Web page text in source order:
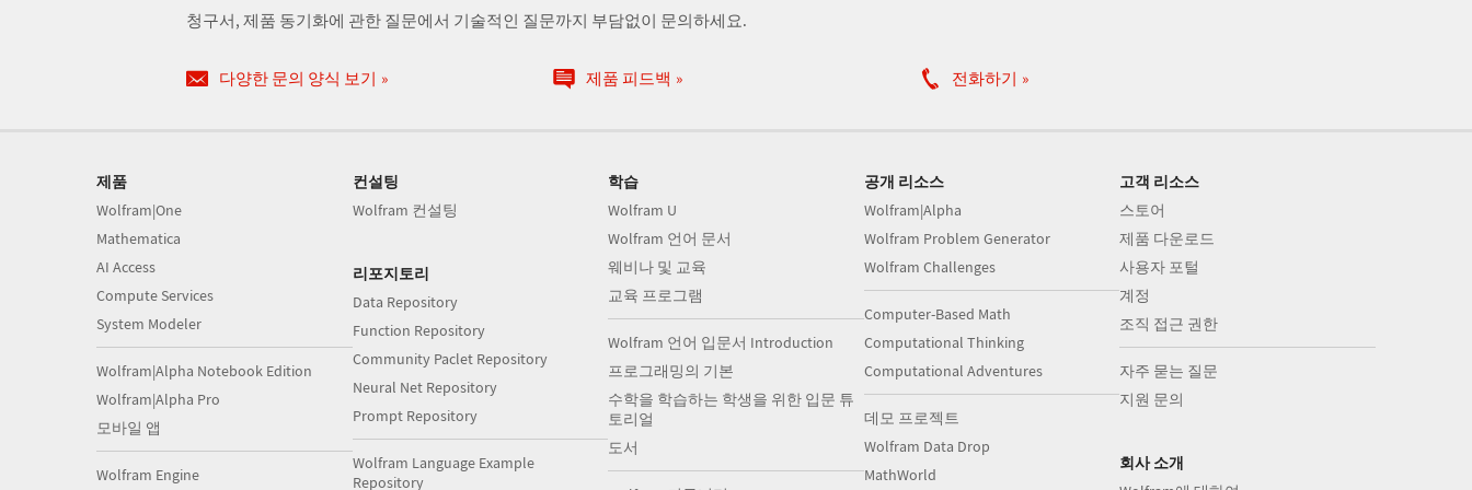
청구서, 제품 동기화에 관한 질문에서 기술적인 질문까지 부담없이 문의하세요.
다양한 문의 양식 보기 제품 피드백 전화하기
제품
Wolfram|One
Mathematica
AI Access
Compute Services
System Modeler
Wolfram|Alpha Notebook Edition
Wolfram|Alpha Pro
모바일 앱
Wolfram Engine
컨설팅
Wolfram 컨설팅
리포지토리
Data Repository
Function Repository
Community Paclet Repository
Neural Net Repository
Prompt Repository
Wolfram Language Example
Repository
학습
Wolfram U
Wolfram 언어 문서
웨비나 및 교육
교육 프로그램
Wolfram 언어 입문서 Introduction
프로그래밍의 기본
수학을 학습하는 학생을 위한 입문 튜
토리얼
도서
공개 리소스
Wolfram|Alpha
Wolfram Problem Generator
Wolfram Challenges
Computer-Based Math
Computational Thinking
Computational Adventures
데모 프로젝트
Wolfram Data Drop
MathWorld
고객 리소스
스토어
제품 다운로드
사용자 포털
계정
조직 접근 권한
자주 묻는 질문
지원 문의
회사 소개